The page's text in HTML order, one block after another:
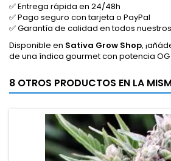
✅ Entrega rápida en 24/48h
✅ Pago seguro con tarjeta o PayPal
✅ Garantía de calidad en todos
Disponible en Sativa Grow Shop,
de una índica gourmet con potencia
8 OTROS PRODUCTOS EN LA